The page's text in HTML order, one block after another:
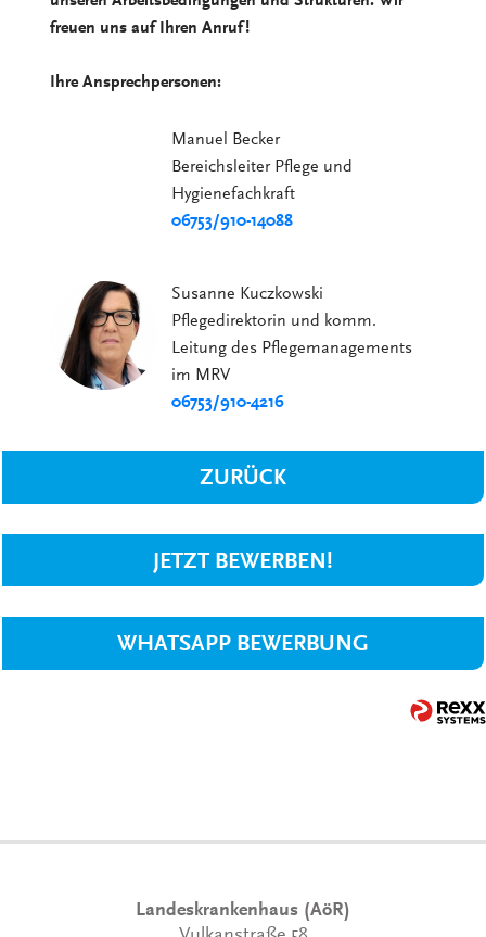
freuen uns auf Ihren Anruf!
Ihre Ansprechpersonen:
Manuel Becker
Bereichsleiter Pflege und
Hygienefachkraft
06753/910-14088
Susanne Kuczkowski
Pflegedirektorin und komm.
Leitung des Pflegemanagements
im MRV
06753/910-4216
ZURÜCK
JETZT BEWERBEN!
WHATSAPP BEWERBUNG
Landeskrankenhaus (AöR)